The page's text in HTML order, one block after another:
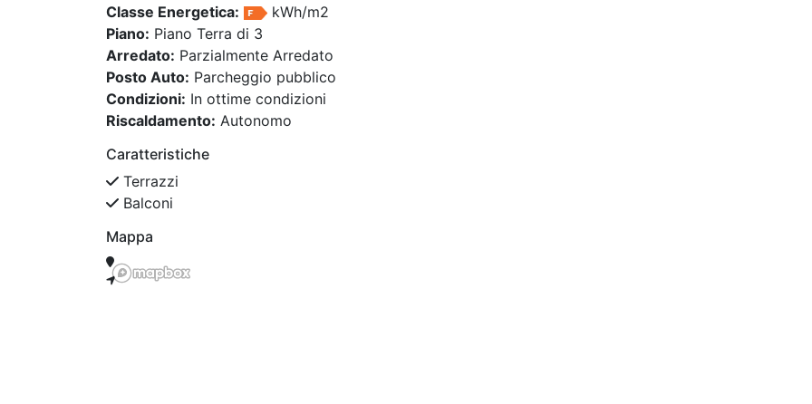
Classe Energetica:
kWh/m2
Piano: Piano Terra di 3
Arredato: Parzialmente Arredato
Posto Auto: Parcheggio pubblico
Condizioni: In ottime condizioni
Riscaldamento: Autonomo
Caratteristiche
Terrazzi
Balconi
Mappa